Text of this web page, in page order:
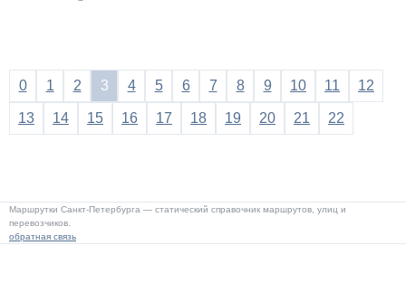
0 1 2 3 4 5 6 7 8 9 10 11 12
13 14 15 16 17 18 19 20 21 22
Маршрутки Санкт-Петербурга — статический справочник маршрутов, улиц и
перевозчиков.
обратная связь